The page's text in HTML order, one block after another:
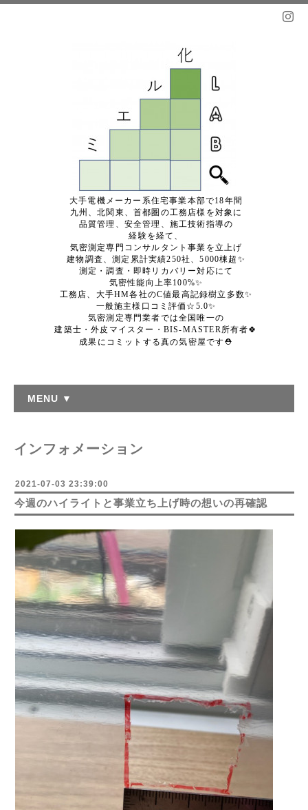
大手電機メーカー系住宅事業本部で18年間
九州、北関東、首都圏の工務店様を対象に
品質管理、安全管理、施工技術指導の
経験を経て、
気密測定専門コンサルタント事業を立上げ
建物調査、測定累計実績250社、5000棟超✨
測定・調査・即時リカバリー対応にて
気密性能向上率100%✨
工務店、大手HM各社のC値最高記録樹立多数✨
一般施主様口コミ評価☆5.0✨
気密測定専門業者では全国唯一の
建築士・外皮マイスター・BIS-MASTER所有者🍀
成果にコミットする真の気密屋です⛑️
MENU ▼
インフォメーション
2021-07-03 23:39:00
今週のハイライトと事業立ち上げ時の想いの再確認